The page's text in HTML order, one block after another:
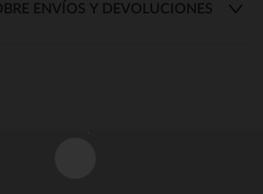
ENVÍOS Y DEVOLUCIONES